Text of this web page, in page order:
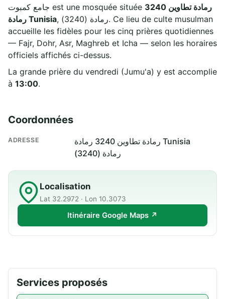
جامع كمبوت est une mosquée située رمادة تطاوين 3240
رمادة Tunisia, رمادة (3240). Ce lieu de culte musulman
accueille les fidèles pour les cinq prières quotidiennes
— Fajr, Dohr, Asr, Maghreb et Icha — selon les horaires
officiels affichés ci-dessus.
La grande prière du vendredi (Jumu'a) y est accomplie
à 13:00.
Coordonnées
ADRESSE
رمادة تطاوين 3240 رمادة Tunisia
رمادة (3240)
Localisation
Lat 32.2972 · Lon 10.3073
Itinéraire Google Maps ↗
Services proposés